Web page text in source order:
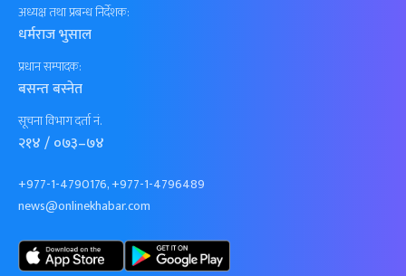
अध्यक्ष तथा प्रबन्ध निर्देशक:
धर्मराज भुसाल
प्रधान सम्पादक:
बसन्त बस्नेत
सूचना विभाग दर्ता नं.
२१४ / ०७३–७४
+977-1-4790176, +977-1-4796489
news@onlinekhabar.com